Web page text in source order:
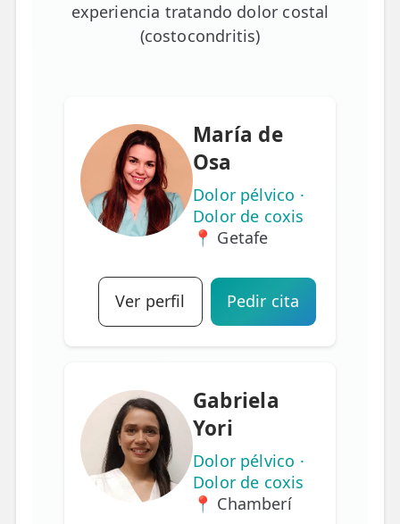
experiencia tratando dolor costal
(costocondritis)
María de
Osa
Dolor pélvico ·
Dolor de coxis
📍 Getafe
Ver perfil Pedir cita
Gabriela
Yori
Dolor pélvico ·
Dolor de coxis
📍 Chamberí